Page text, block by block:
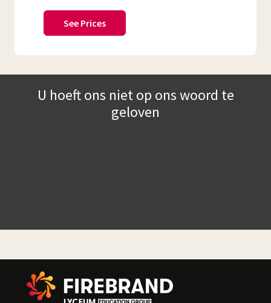
See Prices
U hoeft ons niet op ons woord te
geloven